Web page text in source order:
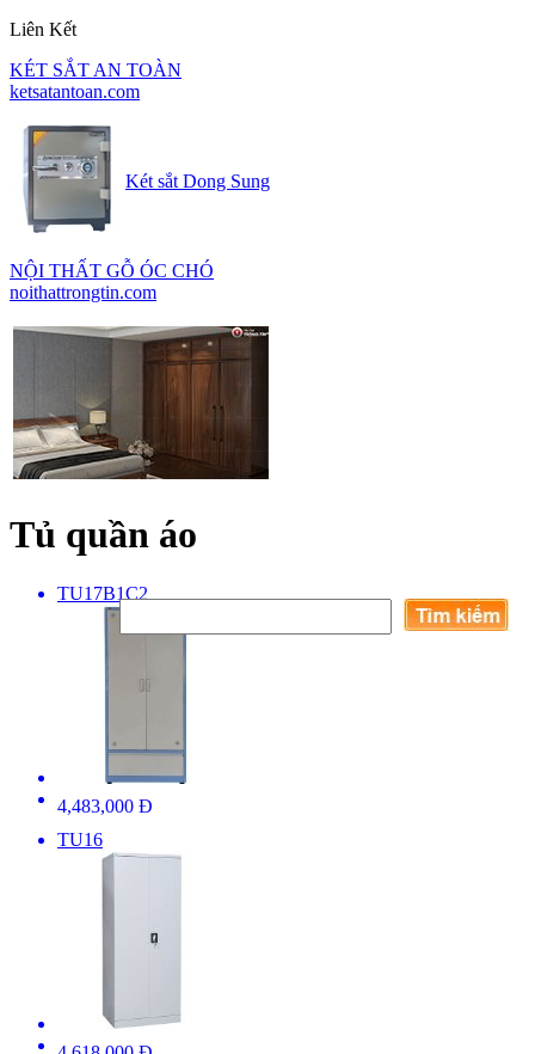
Liên Kết
KÉT SẮT AN TOÀN
ketsatantoan.com
Két sắt Dong Sung
NỘI THẤT GỖ ÓC CHÓ
noithattrongtin.com
Tủ quần áo
TU17B1C2
4,483,000 Đ
TU16